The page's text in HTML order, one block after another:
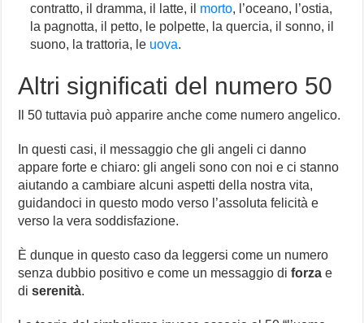
contratto, il dramma, il latte, il morto, l’oceano, l’ostia,
la pagnotta, il petto, le polpette, la quercia, il sonno, il
suono, la trattoria, le uova.
Altri significati del numero 50
Il 50 tuttavia può apparire anche come numero angelico.
In questi casi, il messaggio che gli angeli ci danno
appare forte e chiaro: gli angeli sono con noi e ci stanno
aiutando a cambiare alcuni aspetti della nostra vita,
guidandoci in questo modo verso l’assoluta felicità e
verso la vera soddisfazione.
È dunque in questo caso da leggersi come un numero
senza dubbio positivo e come un messaggio diforza e
diserenità.